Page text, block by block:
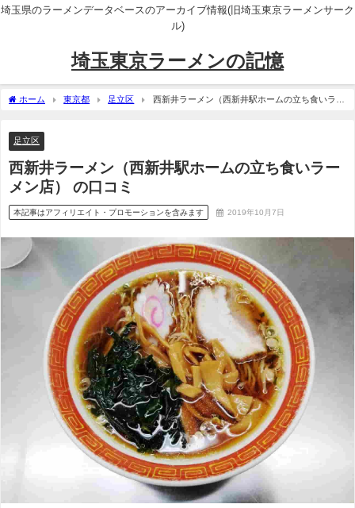
埼玉県のラーメンデータベースのアーカイブ情報(旧埼玉東京ラーメンサーク
ル)
埼玉東京ラーメンの記憶
ホーム 東京都 足立区
西新井ラーメン（西新井駅ホームの立ち食いラー
足立区
西新井ラーメン（西新井駅ホームの立ち食いラー
メン店） の口コミ
本記事はアフィリエイト・プロモーションを含みます 2019年10月7日